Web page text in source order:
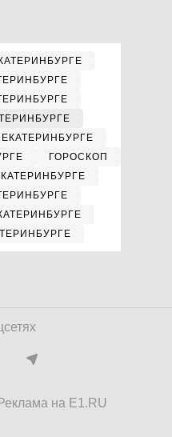
ГОРОСКОП
Реклама на E1.RU